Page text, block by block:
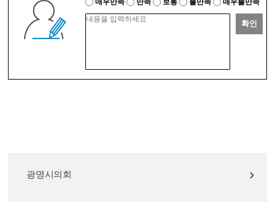
매우만족 만족 보통 불만족 매우불만족
확인
광명시의회